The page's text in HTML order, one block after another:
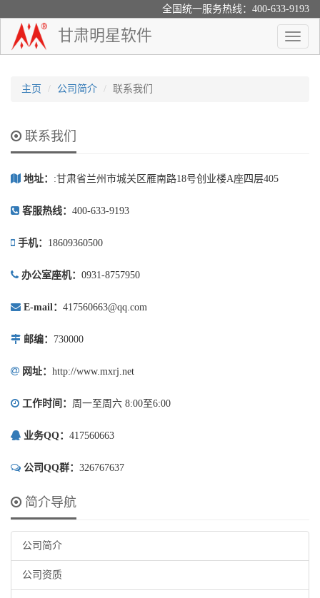
全国统一服务热线：400-633-9193
Toggle
甘肃明星软件
主页 公司简介 联系我们
联系我们
地址： :甘肃省兰州市城关区雁南路18号创业楼A座四层405
客服热线： 400-633-9193
手机： 18609360500
办公室座机： 0931-8757950
E-mail： 417560663@qq.com
邮编： 730000
网址： http://www.mxrj.net
工作时间： 周一至周六 8:00至6:00
业务QQ： 417560663
公司QQ群： 326767637
简介导航
公司简介
公司资质